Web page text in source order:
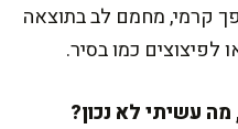
קרמי, מחמם לב בתוצאה
לפיצוצים כמו בסיר.